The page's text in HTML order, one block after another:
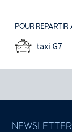
POUR REPARTIR
taxi G7
NEWSLETTER